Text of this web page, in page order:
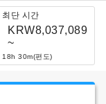
최단 시간
KRW8,037,089
~
18h 30m(편도)